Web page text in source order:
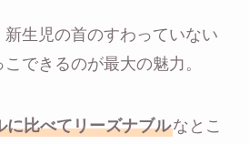
新生児の首のすわっていない
できるのが最大の魅力。
に比べてリーズナブルなとこ